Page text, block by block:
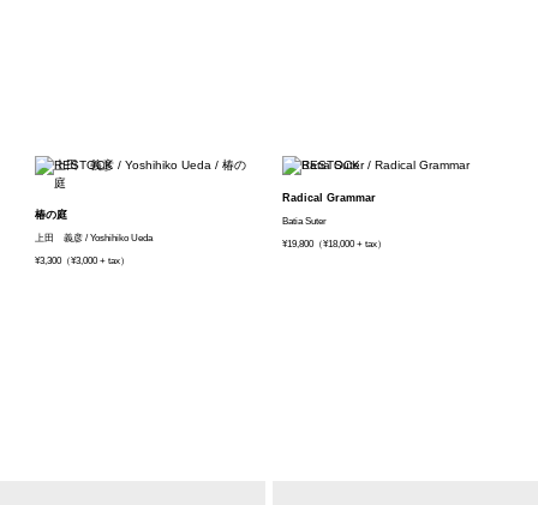
椿の庭
上田 義彦 / Yoshihiko Ueda
¥3,300（¥3,000 + tax）
Radical Grammar
Batia Suter
¥19,800（¥18,000 + tax）